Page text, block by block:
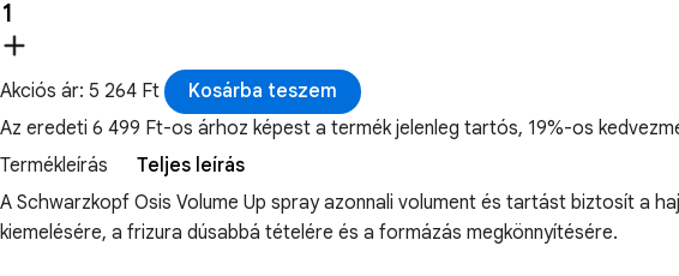
Akciós ár: 5 264 Ft
Kosárba teszem
Az eredeti 6 499 Ft-os árhoz képest a termék jelenleg tartós, 19%-os
Termékleírás
Teljes leírás
A Schwarzkopf Osis Volume Up spray azonnali volument és tartást biztosít a
kiemelésére, a frizura dúsabbá tételére és a formázás megkönnyítésére.